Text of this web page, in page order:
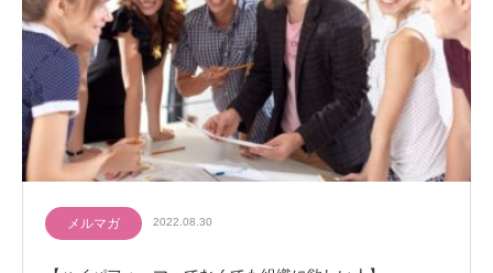
メルマガ 2022.08.30